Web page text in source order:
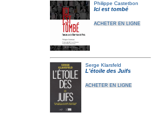
Philippe Castetbon
Ici est tombé
ACHETER EN LIGNE
Serge Klarsfeld
L'étoile des Juifs
ACHETER EN LIGNE